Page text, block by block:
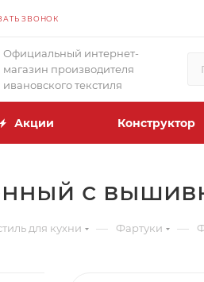
ЗВОНОК
Официальный интернет-
магазин производителя
ивановского текстиля
Акции Конструктор
с
для кухни — Фартуки —